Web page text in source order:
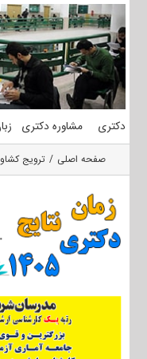
محتوا
دکتری مشاوره دکتری
صفحه اصلی ترویج